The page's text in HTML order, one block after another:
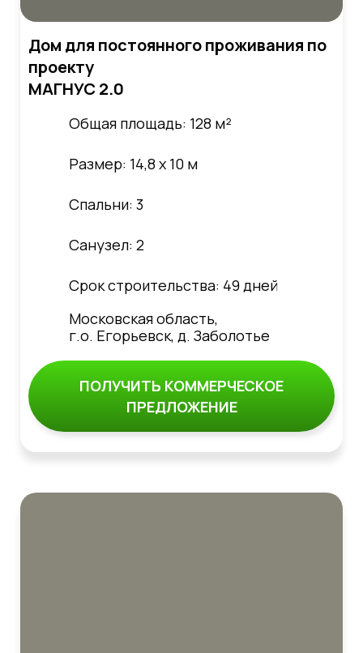
Дом для постоянного проживания по
проекту
МАГНУС 2.0
Общая площадь: 128 м²
Размер: 14,8 х 10 м
Спальни: 3
Санузел: 2
Срок строительства: 49 дней
Московская область,
г.о. Егорьевск, д. Заболотье
ПОЛУЧИТЬ КОММЕРЧЕСКОЕ
ПРЕДЛОЖЕНИЕ